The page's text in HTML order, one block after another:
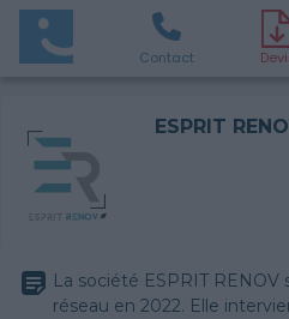
Contact D
ESPRIT
La société ESPRIT
réseau en 2022. Elle